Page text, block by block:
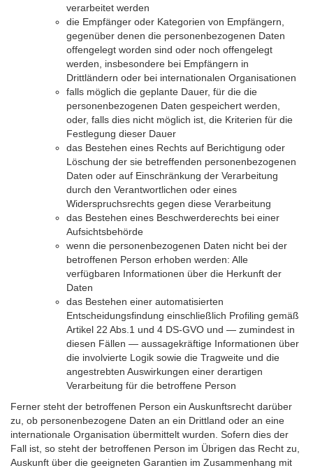
verarbeitet werden
die Empfänger oder Kategorien von Empfängern,
gegenüber denen die personenbezogenen Daten
offengelegt worden sind oder noch offengelegt
werden, insbesondere bei Empfängern in
Drittländern oder bei internationalen Organisationen
falls möglich die geplante Dauer, für die die
personenbezogenen Daten gespeichert werden,
oder, falls dies nicht möglich ist, die Kriterien für die
Festlegung dieser Dauer
das Bestehen eines Rechts auf Berichtigung oder
Löschung der sie betreffenden personenbezogenen
Daten oder auf Einschränkung der Verarbeitung
durch den Verantwortlichen oder eines
Widerspruchsrechts gegen diese Verarbeitung
das Bestehen eines Beschwerderechts bei einer
Aufsichtsbehörde
wenn die personenbezogenen Daten nicht bei der
betroffenen Person erhoben werden: Alle
verfügbaren Informationen über die Herkunft der
Daten
das Bestehen einer automatisierten
Entscheidungsfindung einschließlich Profiling gemäß
Artikel 22 Abs.1 und 4 DS-GVO und — zumindest in
diesen Fällen — aussagekräftige Informationen über
die involvierte Logik sowie die Tragweite und die
angestrebten Auswirkungen einer derartigen
Verarbeitung für die betroffene Person
Ferner steht der betroffenen Person ein Auskunftsrecht darüber
zu, ob personenbezogene Daten an ein Drittland oder an eine
internationale Organisation übermittelt wurden. Sofern dies der
Fall ist, so steht der betroffenen Person im Übrigen das Recht zu,
Auskunft über die geeigneten Garantien im Zusammenhang mit